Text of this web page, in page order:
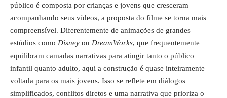
público é composta por crianças e jovens que cresceram
acompanhando seus vídeos, a proposta do filme se torna mais
compreensível. Diferentemente de animações de grandes
estúdios como Disney ou DreamWorks, que frequentemente
equilibram camadas narrativas para atingir tanto o público
infantil quanto adulto, aqui a construção é quase inteiramente
voltada para os mais jovens. Isso se reflete em diálogos
simplificados, conflitos diretos e uma narrativa que prioriza o